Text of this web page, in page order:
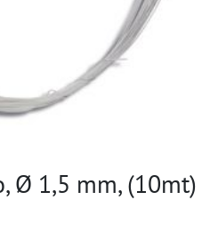
Ø 1,5 mm, (10mt)